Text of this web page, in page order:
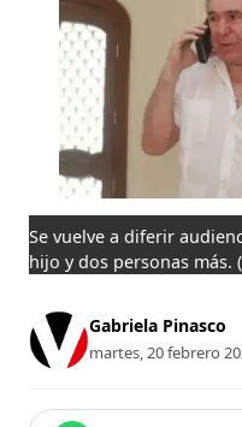
Se vuelve a diferir
hijo y dos personas más.
Gabriela Pinasco
martes, 20 febrero